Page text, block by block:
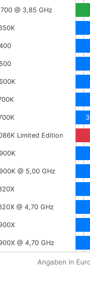
@ 3,85 GHz
Limited Edition
@ 5,00 GHz
@ 4,70 GHz
@ 4,70 GHz
Angaben in